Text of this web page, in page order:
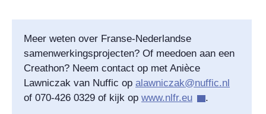
Meer weten over Franse-Nederlandse
samenwerkingsprojecten? Of meedoen aan een
Creathon? Neem contact op met Anièce
Lawniczak van Nuffic op alawniczak@nuffic.nl
of 070-426 0329 of kijk op www.nlfr.eu .